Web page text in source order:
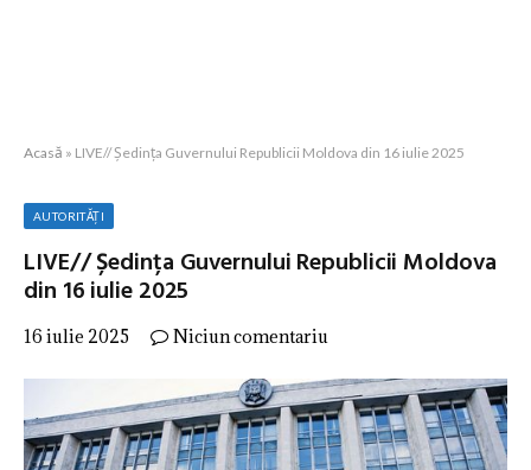
Acasă » LIVE// Ședința Guvernului Republicii Moldova din 16 iulie 2025
AUTORITĂȚI
LIVE// Ședința Guvernului Republicii Moldova
din 16 iulie 2025
16 iulie 2025 Niciun comentariu